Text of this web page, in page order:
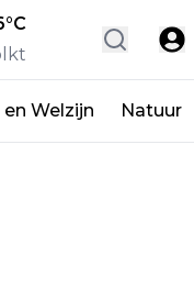
°C
Welzijn Natuur